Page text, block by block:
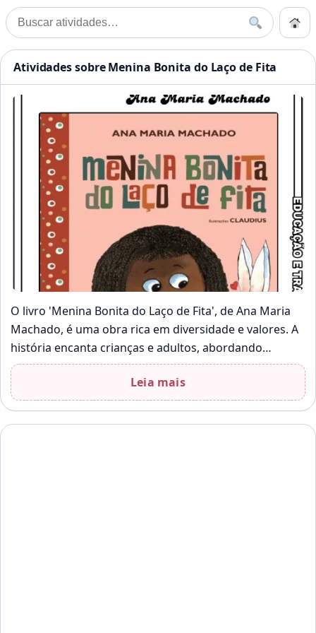
Pular para o conteúdo
Buscar por:
Buscar
Início
Início»Bonita
Atividades Educação
Atividades sobre Menina Bonita do Laço de Fita
O livro 'Menina Bonita do Laço de Fita', de Ana Maria
Machado, é uma obra rica em diversidade e valores. A
história encanta crianças e adultos, abordando
temas…
Leia mais